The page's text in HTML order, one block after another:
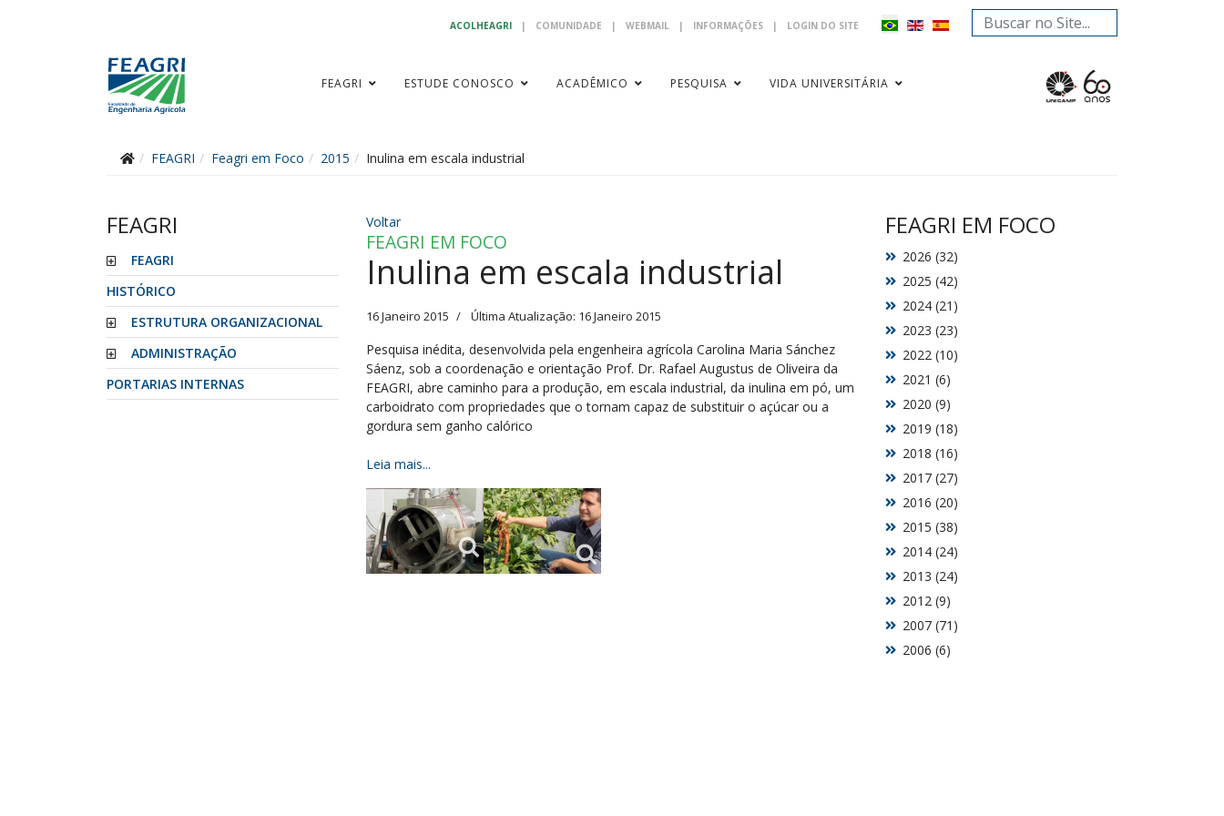
ACOLHEAGRI | COMUNIDADE | WEBMAIL | INFORMAÇÕES | LOGIN DO SITE Pesquisar...
FEAGRI ESTUDE CONOSCO ACADÊMICO PESQUISA VIDA UNIVERSITÁRIA
FEAGRI Feagri em Foco 2015 Inulina em escala industrial
FEAGRI
FEAGRI
HISTÓRICO
ESTRUTURA ORGANIZACIONAL
ADMINISTRAÇÃO
PORTARIAS INTERNAS
Voltar
FEAGRI EM FOCO
Inulina em escala industrial
16 Janeiro 2015 Última Atualização: 16 Janeiro 2015
Pesquisa inédita, desenvolvida pela engenheira agrícola Carolina Maria Sánchez
Sáenz, sob a coordenação e orientação Prof. Dr. Rafael Augustus de Oliveira da
FEAGRI, abre caminho para a produção, em escala industrial, da inulina em pó, um
carboidrato com propriedades que o tornam capaz de substituir o açúcar ou a
gordura sem ganho calórico
Leia mais...
FEAGRI EM FOCO
2006 (6)
2007 (71)
2012 (9)
2013 (24)
2014 (24)
2015 (38)
2016 (20)
2017 (27)
2018 (16)
2019 (18)
2020 (9)
2021 (6)
2022 (10)
2023 (23)
2024 (21)
2025 (42)
2026 (32)